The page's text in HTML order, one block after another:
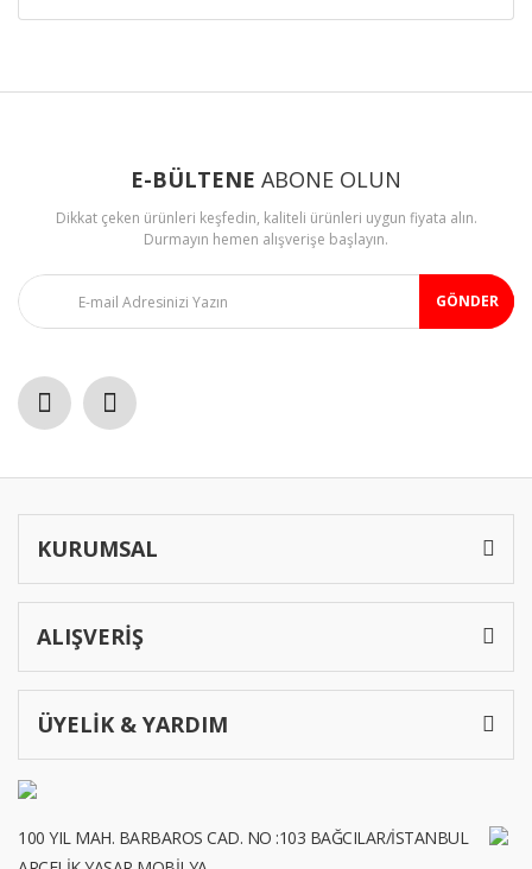
E-BÜLTENE ABONE OLUN
Dikkat çeken ürünleri keşfedin, kaliteli ürünleri uygun fiyata alın.
Durmayın hemen alışverişe başlayın.
GÖNDER
KURUMSAL
ALIŞVERİŞ
ÜYELİK & YARDIM
100 YIL MAH. BARBAROS CAD. NO :103 BAĞCILAR/İSTANBUL